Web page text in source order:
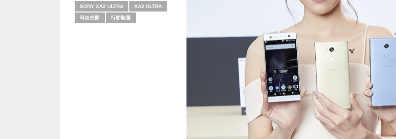
SONY XA2 ULTRA XA2 ULTRA
科技先聞 行動裝置